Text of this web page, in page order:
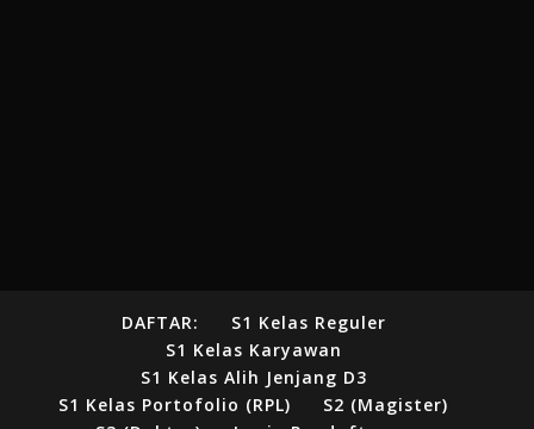
DAFTAR:
S1 Kelas Reguler
S1 Kelas Karyawan
S1 Kelas Alih Jenjang D3
S1 Kelas Portofolio (RPL)
S2 (Magister)